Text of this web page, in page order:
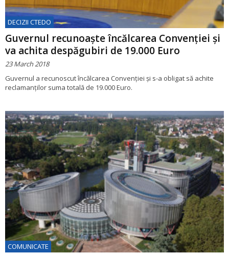
DECIZII CTEDO
Guvernul recunoaște încălcarea Convenției și
va achita despăgubiri de 19.000 Euro
23 March 2018
Guvernul a recunoscut încălcarea Convenției și s-a obligat să achite
reclamanților suma totală de 19.000 Euro.
COMUNICATE